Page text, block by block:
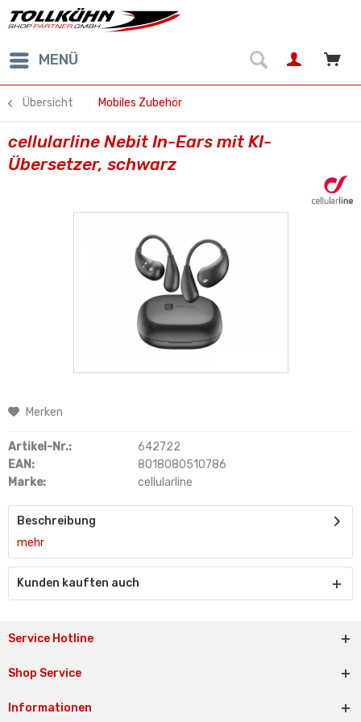
MENÜ
Übersicht Mobiles Zubehör
cellularline Nebit In-Ears mit KI-
Übersetzer, schwarz
Merken
Artikel-Nr.:
642722
EAN:
8018080510786
Marke:
cellularline
Beschreibung
mehr
Kunden kauften auch
Service Hotline
Shop Service
Informationen